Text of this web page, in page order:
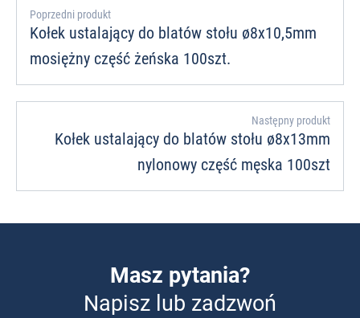
Poprzedni produkt
Kołek ustalający do blatów stołu ø8x10,5mm
mosiężny część żeńska 100szt.
Następny produkt
Kołek ustalający do blatów stołu ø8x13mm
nylonowy część męska 100szt
Masz pytania?
Napisz lub zadzwoń